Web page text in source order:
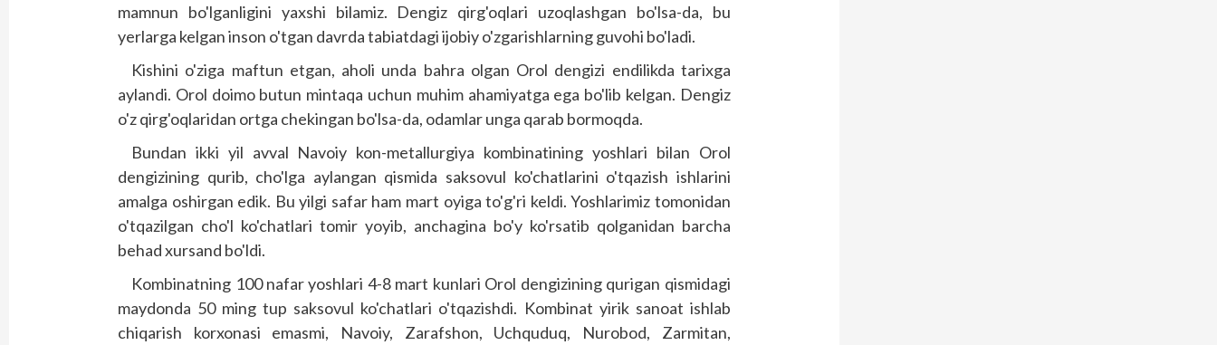
mamnun bo'lganligini yaxshi bilamiz. Dengiz qirg'oqlari uzoqlashgan bo'lsa-da, bu
yerlarga kelgan inson o'tgan davrda tabiatdagi ijobiy o'zgarishlarning guvohi bo'ladi.
Kishini o'ziga maftun etgan, aholi unda bahra olgan Orol dengizi endilikda tarixga
aylandi. Orol doimo butun mintaqa uchun muhim ahamiyatga ega bo'lib kelgan. Dengiz
o'z qirg'oqlaridan ortga chekingan bo'lsa-da, odamlar unga qarab bormoqda.
Bundan ikki yil avval Navoiy kon-metallurgiya kombinatining yoshlari bilan Orol
dengizining qurib, cho'lga aylangan qismida saksovul ko'chatlarini o'tqazish ishlarini
amalga oshirgan edik. Bu yilgi safar ham mart oyiga to'g'ri keldi. Yoshlarimiz tomonidan
o'tqazilgan cho'l ko'chatlari tomir yoyib, anchagina bo'y ko'rsatib qolganidan barcha
behad xursand bo'ldi.
Kombinatning 100 nafar yoshlari 4-8 mart kunlari Orol dengizining qurigan qismidagi
maydonda 50 ming tup saksovul ko'chatlari o'tqazishdi. Kombinat yirik sanoat ishlab
chiqarish korxonasi emasmi, Navoiy, Zarafshon, Uchquduq, Nurobod, Zarmitan,